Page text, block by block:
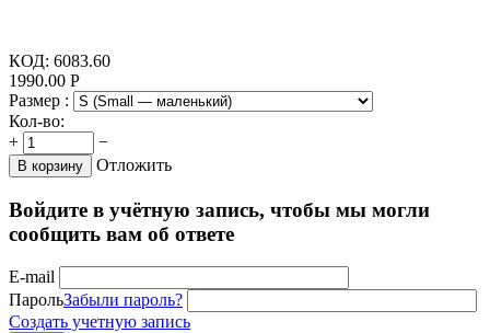
КОД: 6083.60
1990.00 Р
Размер :
Кол-во:
+
−
В корзину Отложить
Войдите в учётную запись, чтобы мы могли
сообщить вам об ответе
E-mail
ПарольЗабыли пароль?
Создать учетную запись